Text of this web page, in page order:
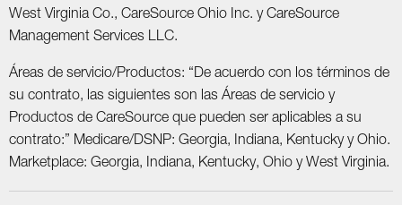
West Virginia Co., CareSource Ohio Inc. y CareSource
Management Services LLC.
Áreas de servicio/Productos: “De acuerdo con los términos de
su contrato, las siguientes son las Áreas de servicio y
Productos de CareSource que pueden ser aplicables a su
contrato:” Medicare/DSNP: Georgia, Indiana, Kentucky y Ohio.
Marketplace: Georgia, Indiana, Kentucky, Ohio y West Virginia.